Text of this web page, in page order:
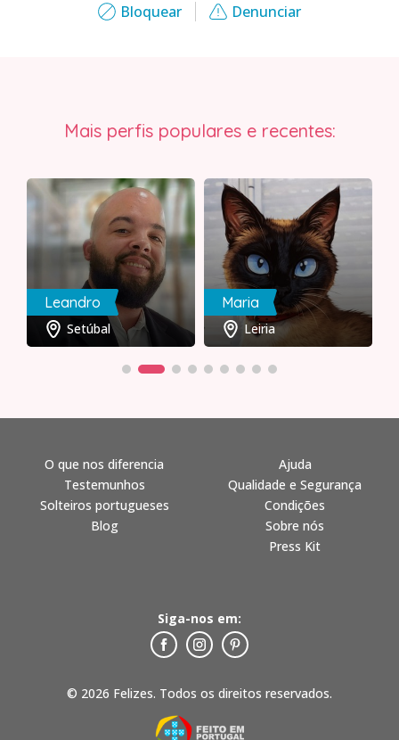
Bloquear Denunciar
Mais perfis populares e recentes:
Leandro
Setúbal
Maria
Leiria
© 2026 Felizes. Todos os direitos reservados.
O que nos diferencia
Testemunhos
Solteiros portugueses
Blog
Ajuda
Qualidade e Segurança
Condições
Sobre nós
Press Kit
Siga-nos em: